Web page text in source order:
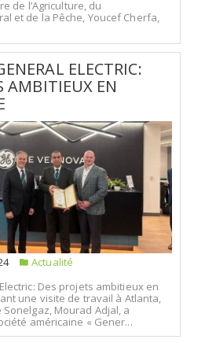
de l’Agriculture, du
et de la Pêche, Youcef Cherfa,
ELECTRIC:
AMBITIEUX EN
Actualité
Des projets ambitieux en
une visite de travail à Atlanta,
Sonelgaz, Mourad Adjal, a
américaine « Gener...